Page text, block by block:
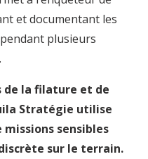
et documentant les
plusieurs
de la filature et de
Stratégie utilise
missions sensibles
sur le terrain.